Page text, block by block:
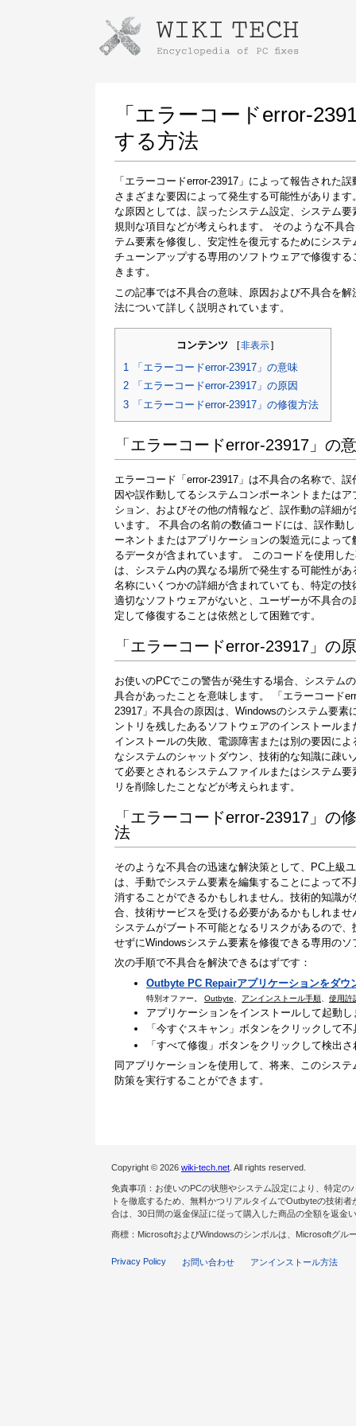
「エラーコードerror-
する方法
「エラーコードerror-23917」によって報告された誤
さまざまな要因によって発生する可能性があります
な原因としては、誤ったシステム設定、システム要
規則な項目などが考えられます。 そのような不具
テム要素を修復し、安定性を復元するためにシステ
チューンアップする専用のソフトウェアで修復する
きます。
この記事では不具合の意味、原因および不具合を解
法について詳しく説明されています。
コンテンツ [非表示]
1
「エラーコードerror-23917」の意味
2
「エラーコードerror-23917」の原因
3
「エラーコードerror-23917」の修復方法
「エラーコードerror-23917」の
エラーコード「error-23917」は不具合の名称で、誤
因や誤作動してるシステムコンポーネントまたはア
ション、およびその他の情報など、誤作動の詳細が
います。 不具合の名前の数値コードには、誤作動
ーネントまたはアプリケーションの製造元によって
るデータが含まれています。 このコードを使用し
は、システム内の異なる場所で発生する可能性があ
名称にいくつかの詳細が含まれていても、特定の技
適切なソフトウェアがないと、ユーザーが不具合の
定して修復することは依然として困難です。
「エラーコードerror-23917」の
お使いのPCでこの警告が発生する場合、システム
具合があったことを意味します。 「エラーコード
23917」不具合の原因は、Windowsのシステム要素
ントリを残したあるソフトウェアのインストールま
インストールの失敗、電源障害または別の要因によ
なシステムのシャットダウン、技術的な知識に疎い
て必要とされるシステムファイルまたはシステム要
リを削除したことなどが考えられます。
「エラーコードerror-23917」の
法
そのような不具合の迅速な解決策として、PC上級
は、手動でシステム要素を編集することによって不
消することができるかもしれません。技術的知識が
合、技術サービスを受ける必要があるかもしれま
システムがブート不可能となるリスクがあるので
せずにWindowsシステム要素を修復できる専用の
次の手順で不具合を解決できるはずです：
Outbyte PC Repairアプリケーションをダウ
特別オファー。 Outbyte アンインストール手順 使用許
アプリケーションをインストールして起動し
「今すぐスキャン」ボタンをクリックして
「すべて修復」ボタンをクリックして検出
同アプリケーションを使用して、将来、このシス
防策を実行することができます。
Copyright © 2026 wiki-tech.net . All rights reserved.
免責事項：お使いのPCの状態やシステム設定により、特定
トを徹底するため、無料かつリアルタイムでOutbyteの技術
合は、30日間の返金保証に従って購入した商品の全額を返金
商標：MicrosoftおよびWindowsのシンボルは、Microsoftグル
Privacy Policy お問い合わせ アンインストール方法
Instructions for downloading using
Once the download is complete, click on the